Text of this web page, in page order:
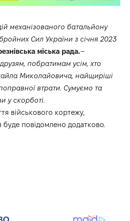
механізованого батальйону
Сил України з січня 2023
міська рада.–
побратимам усім, хто
Миколайовича, найщиріші
втрати. Сумуємо та
у скорботі.
військового кортежу,
повідомлено додатково.